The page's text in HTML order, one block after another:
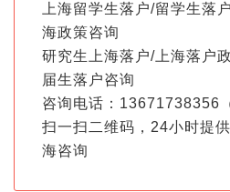
上海留学生落户/留学生落
海政策咨询
研究生上海落户/上海落户
届生落户咨询
咨询电话：13671738356
扫一扫二维码，24小时提
海咨询